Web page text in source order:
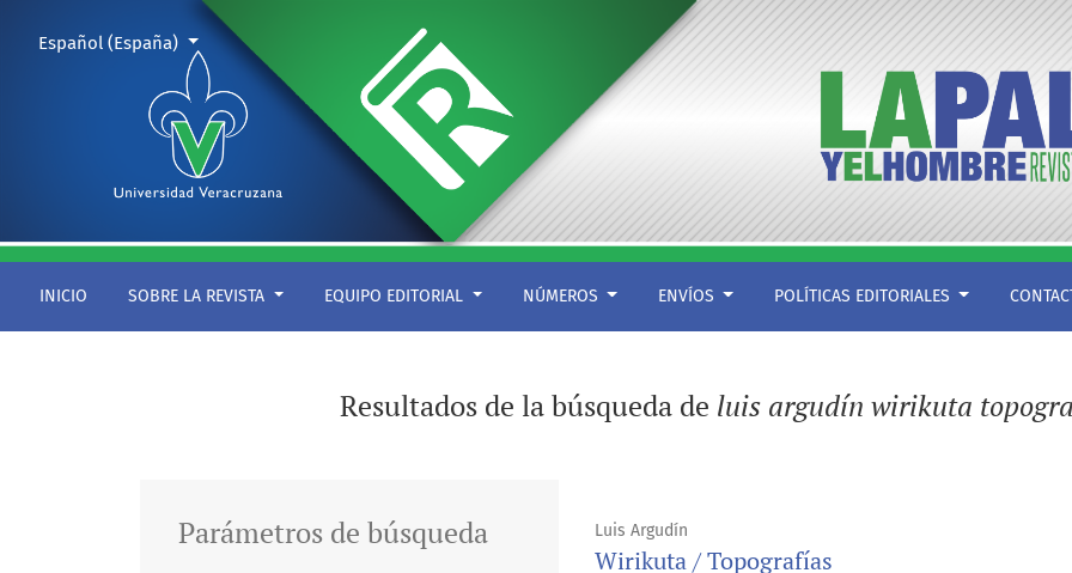
INICIO SOBRE LA REVISTA EQUIPO EDITORIAL NÚMEROS ENVÍOS POLÍTICAS EDITORIALES
Cambiar el idioma. El actual es:
Español (España)
Resultados de la búsqueda de luis argudín wirikuta
Luis Argudín
Wirikuta / Topografías
Parámetros de búsqueda